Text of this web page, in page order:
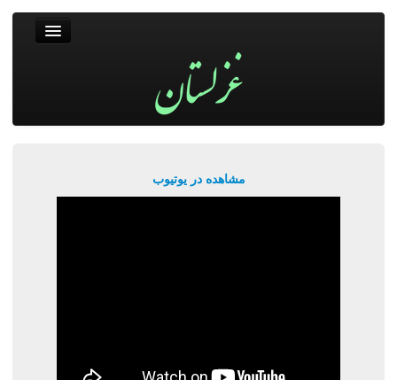
مشاهده در یوتیوب